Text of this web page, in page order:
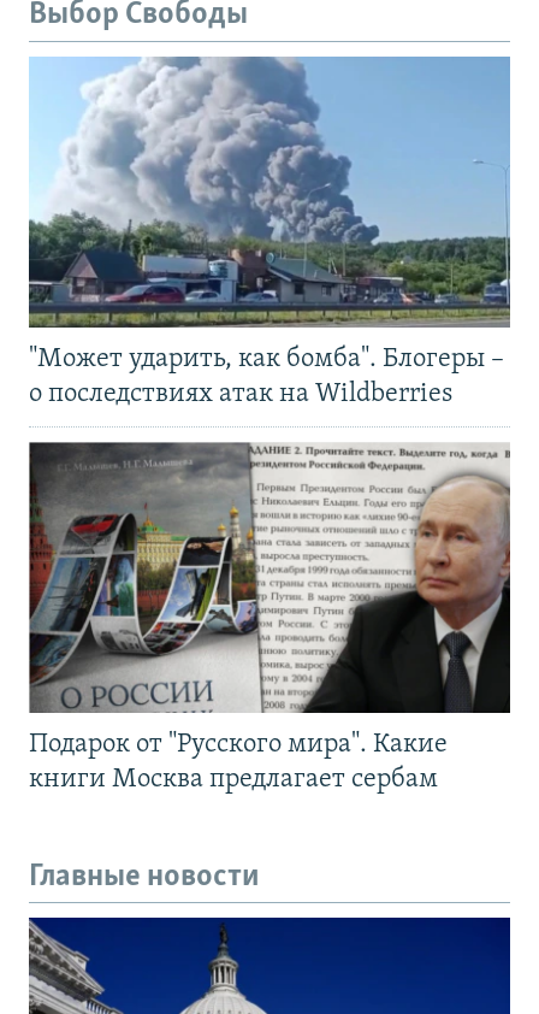
Выбор Свободы
"Может ударить, как бомба". Блогеры –
о последствиях атак на Wildberries
Подарок от "Русского мира". Какие
книги Москва предлагает сербам
Главные новости